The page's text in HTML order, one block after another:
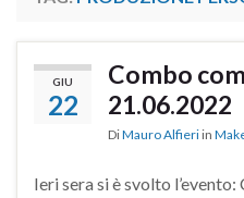
GIU
22
Combo
21.06.2022
DiMauro Alfieri in
Ieri sera si è svolto